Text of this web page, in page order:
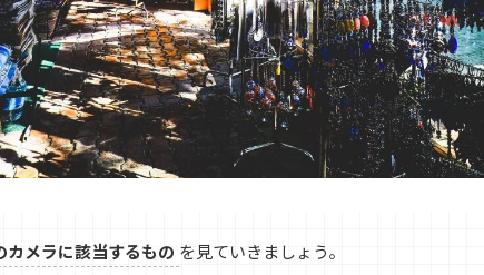
カメラに該当するもの を見ていきましょう。